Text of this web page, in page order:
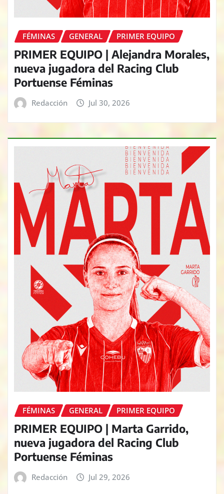
FÉMINAS GENERAL PRIMER EQUIPO
PRIMER EQUIPO | Alejandra Morales,
nueva jugadora del Racing Club
Portuense Féminas
Redacción Jul 30, 2026
FÉMINAS GENERAL PRIMER EQUIPO
PRIMER EQUIPO | Marta Garrido,
nueva jugadora del Racing Club
Portuense Féminas
Redacción Jul 29, 2026